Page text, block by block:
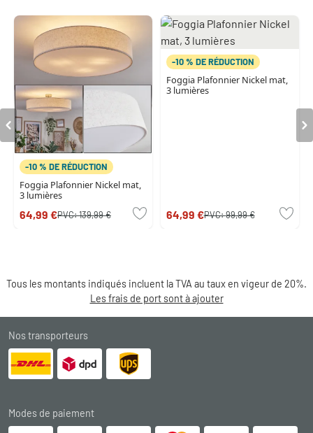
-10 % DE RÉDUCTION
Foggia Plafonnier Nickel mat,
3 lumières
64,99 €PVC:139,99 €
-10 % DE RÉDUCTION
Foggia Plafonnier Nickel mat,
3 lumières
64,99 €PVC:99,99 €
Tous les montants indiqués incluent la TVA au taux en vigeur de 20%.
Les frais de port sont à ajouter
Nos transporteurs
Modes de paiement